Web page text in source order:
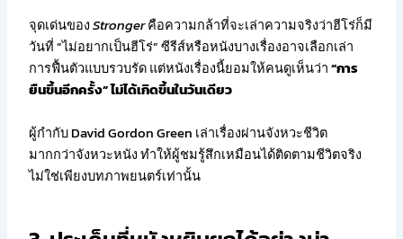
จุดเด่นของStrongerคือความกล้าที่จะเล่าความจริงว่าฮีโร่ก็มี
วันที่ “ไม่อยากเป็นฮีโร่” ซีรีส์หรือหนังบางเรื่องอาจเลือกเล่า
การฟื้นตัวแบบรวบรัด แต่หนังเรื่องนี้ยอมให้คนดูเห็นว่า“การ
ยืนขึ้นอีกครั้ง” ไม่ได้เกิดขึ้นในวันเดียว
ผู้กำกับ David Gordon Green เล่าเรื่องผ่านจังหวะชีวิต
มากกว่าจังหวะหนัง ทำให้ผู้ชมรู้สึกเหมือนได้ติดตามชีวิตจริง
ไม่ใช่เพียงบทภาพยนตร์เท่านั้น